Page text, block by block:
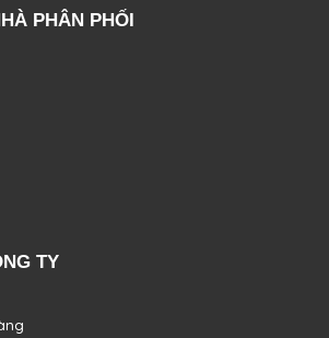
PHÂN PHỐI
TY